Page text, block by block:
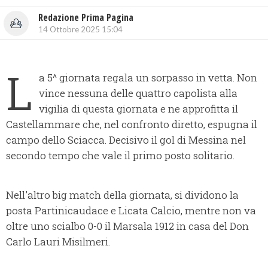
Redazione Prima Pagina
14 Ottobre 2025 15:04
L a 5^ giornata regala un sorpasso in vetta. Non
vince nessuna delle quattro capolista alla
vigilia di questa giornata e ne approfitta il
Castellammare che, nel confronto diretto, espugna il
campo dello Sciacca. Decisivo il gol di Messina nel
secondo tempo che vale il primo posto solitario.
Nell'altro big match della giornata, si dividono la
posta Partinicaudace e Licata Calcio, mentre non va
oltre uno scialbo 0-0 il Marsala 1912 in casa del Don
Carlo Lauri Misilmeri.